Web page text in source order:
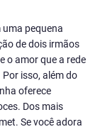
pequena
de dois irmãos
o amor que a rede
isso, além do
oferece
Dos mais
Se você adora